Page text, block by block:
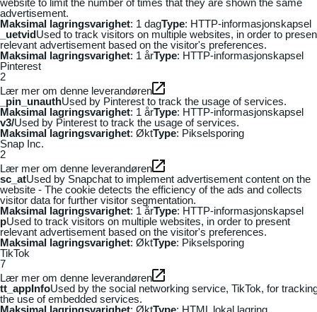
advertisement.
Maksimal lagringsvarighet: 1 dagType: HTTP-informasjonskapsel
_uetvidUsed to track visitors on multiple websites, in order to
relevant advertisement based on the visitor's preferences.
Maksimal lagringsvarighet: 1 årType: HTTP-informasjonskapsel
Pinterest
2
Lær mer om denne leverandøren
_pin_unauthUsed by Pinterest to track the usage of services.
Maksimal lagringsvarighet: 1 årType: HTTP-informasjonskapsel
v3/Used by Pinterest to track the usage of services.
Maksimal lagringsvarighet: ØktType: Pikselsporing
Snap Inc.
2
Lær mer om denne leverandøren
sc_atUsed by Snapchat to implement advertisement content on the
website - The cookie detects the efficiency of the ads and collects
visitor data for further visitor segmentation.
Maksimal lagringsvarighet: 1 årType: HTTP-informasjonskapsel
pUsed to track visitors on multiple websites, in order to present
relevant advertisement based on the visitor's preferences.
Maksimal lagringsvarighet: ØktType: Pikselsporing
TikTok
7
Lær mer om denne leverandøren
tt_appInfoUsed by the social networking service, TikTok, for
the use of embedded services.
Maksimal lagringsvarighet: ØktType: HTML lokal lagring